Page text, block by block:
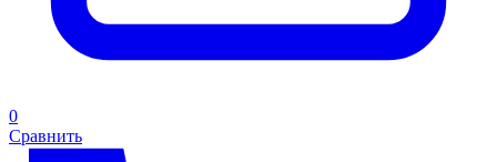
0
Сравнить